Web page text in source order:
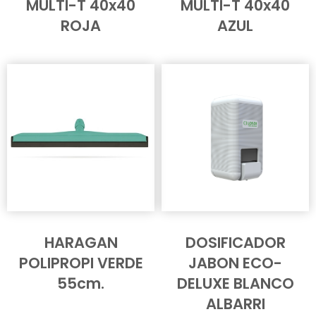
MULTI-T 40x40
ROJA
MULTI-T 40x40
AZUL
HARAGAN
POLIPROPI VERDE
55cm.
DOSIFICADOR
JABON ECO-
DELUXE BLANCO
ALBARRI